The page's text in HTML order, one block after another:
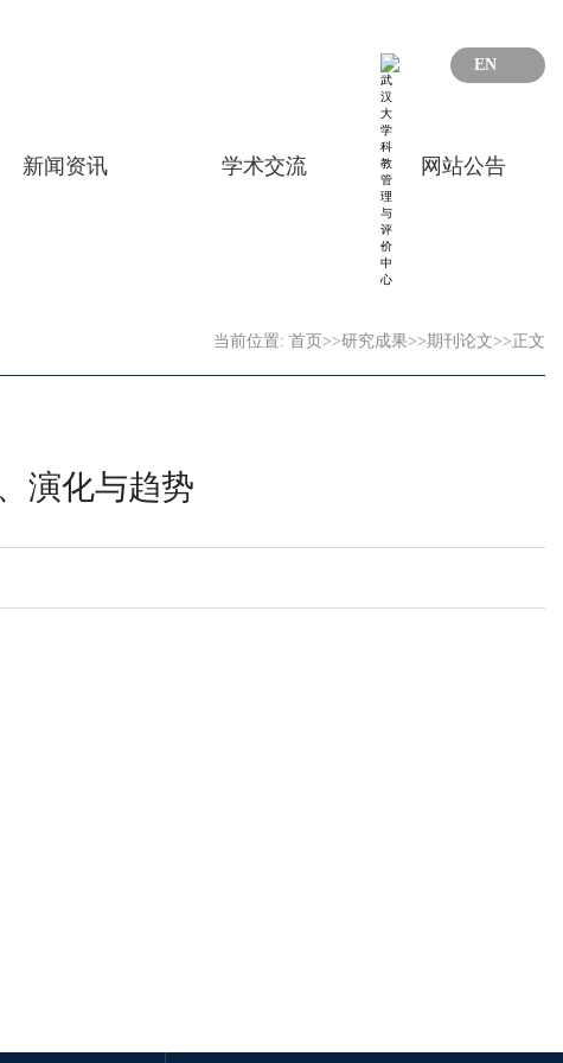
EN
新闻资讯 学术交流 网站公告
当前位置: 首页 >>研究成果>>期刊论文>> 正文
演化与趋势